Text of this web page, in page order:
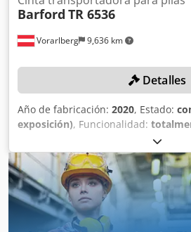
Vorarlberg 9,636 km
Barford TR 6536
Detalles
Año de fabricación: 2020, Estado:
exposición), Funcionalidad:
KE-TR6536-C-
de acopio para alimentación
de trituración / cribado. Chjdpfx Ajmv
TÉCNICOS Capacidad de acopio:
ángulo de reposo de 37°. Densidad
Capacidad de almacenamiento
Capacidad de almacenamiento